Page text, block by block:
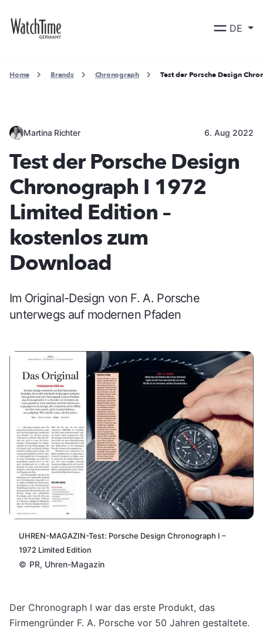
DE
Home Brands Chronograph Test der Porsche Design
Martina Richter 6. Aug 2022
Test der Porsche Design
Chronograph I 1972
Limited Edition –
kostenlos zum
Download
Im Original-Design von F. A. Porsche
unterwegs auf modernen Pfaden
UHREN-MAGAZIN-Test: Porsche Design Chronograph I –
1972 Limited Edition
© PR, Uhren-Magazin
Der Chronograph I war das erste Produkt, das
Firmengründer F. A. Porsche vor 50 Jahren gestaltete.